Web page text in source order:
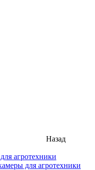
Назад
агротехники
для агротехники